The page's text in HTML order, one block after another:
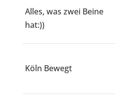
Alles, was zwei Beine
hat:))
Köln Bewegt